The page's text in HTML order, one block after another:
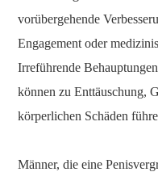
vorübergehende
Engagement oder
Irreführende
können zu Enttäuschung,
körperlichen Schäden
Männer, die eine